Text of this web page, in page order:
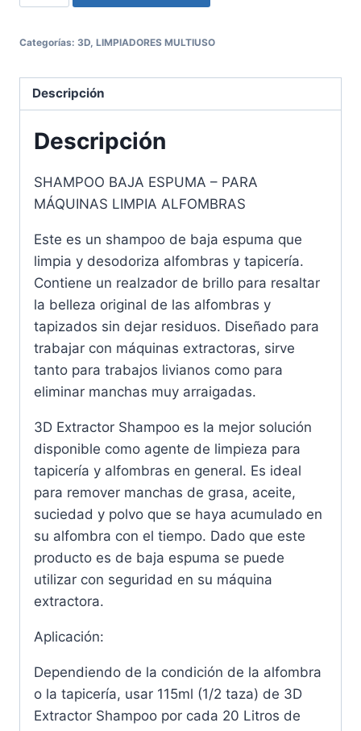
Categorías: 3D LIMPIADORES MULTIUSO
Descripción
Descripción
SHAMPOO BAJA ESPUMA – PARA
MÁQUINAS LIMPIA ALFOMBRAS
Este es un shampoo de baja espuma que
limpia y desodoriza alfombras y tapicería.
Contiene un realzador de brillo para resaltar
la belleza original de las alfombras y
tapizados sin dejar residuos. Diseñado para
trabajar con máquinas extractoras, sirve
tanto para trabajos livianos como para
eliminar manchas muy arraigadas.
3D Extractor Shampoo es la mejor solución
disponible como agente de limpieza para
tapicería y alfombras en general. Es ideal
para remover manchas de grasa, aceite,
suciedad y polvo que se haya acumulado en
su alfombra con el tiempo. Dado que este
producto es de baja espuma se puede
utilizar con seguridad en su máquina
extractora.
Aplicación:
Dependiendo de la condición de la alfombra
o la tapicería, usar 115ml (1/2 taza) de 3D ​​
Extractor Shampoo por cada 20 Litros de